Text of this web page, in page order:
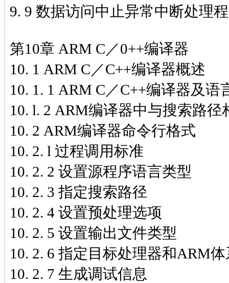
9. 9 数据访问中止异常中断处理
第10章 ARM C／0++编译器
10. 1 ARM C／C++编译器概述
10. 1. 1 ARM C／C++编译器及语
10. l. 2 ARM编译器中与搜索路
10. 2 ARM编译器命令行格式
10. 2. l 过程调用标准
10. 2. 2 设置源程序语言类型
10. 2. 3 指定搜索路径
10. 2. 4 设置预处理选项
10. 2. 5 设置输出文件类型
10. 2. 6 指定目标处理器和ARM
10. 2. 7 生成调试信息